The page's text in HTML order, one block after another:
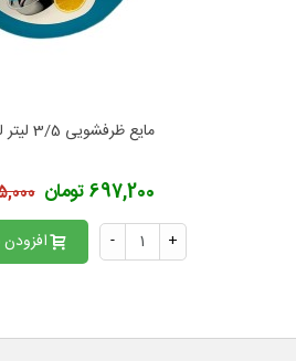
افزودن به محبوب‌ها
مایع ظرفشویی 3/5 لیتر لیمو بابلینی
697,200 تومان 715,000
- +